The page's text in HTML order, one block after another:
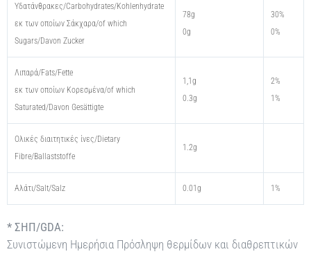
Υδατάνθρακες/Carbohydrates/Kohlenhydrate
εκ των οποίων Σάκχαρα/of which
Sugars/Davon Zucker
78g
0g
30%
0%
Λιπαρά/Fats/Fette
εκ των οποίων Kορεσμένα/of which
Saturated/Davon Gesättigte
1,1g
0.3g
2%
1%
Oλικές διαιτητικές ίνες/Dietary
Fibre/Ballaststoffe
1.2g
Αλάτι/Salt/Salz 0.01g 1%
* ΣΗΠ/GDA:
Συνιστώμενη Ημερήσια Πρόσληψη θερμίδων και διαθρεπτικών